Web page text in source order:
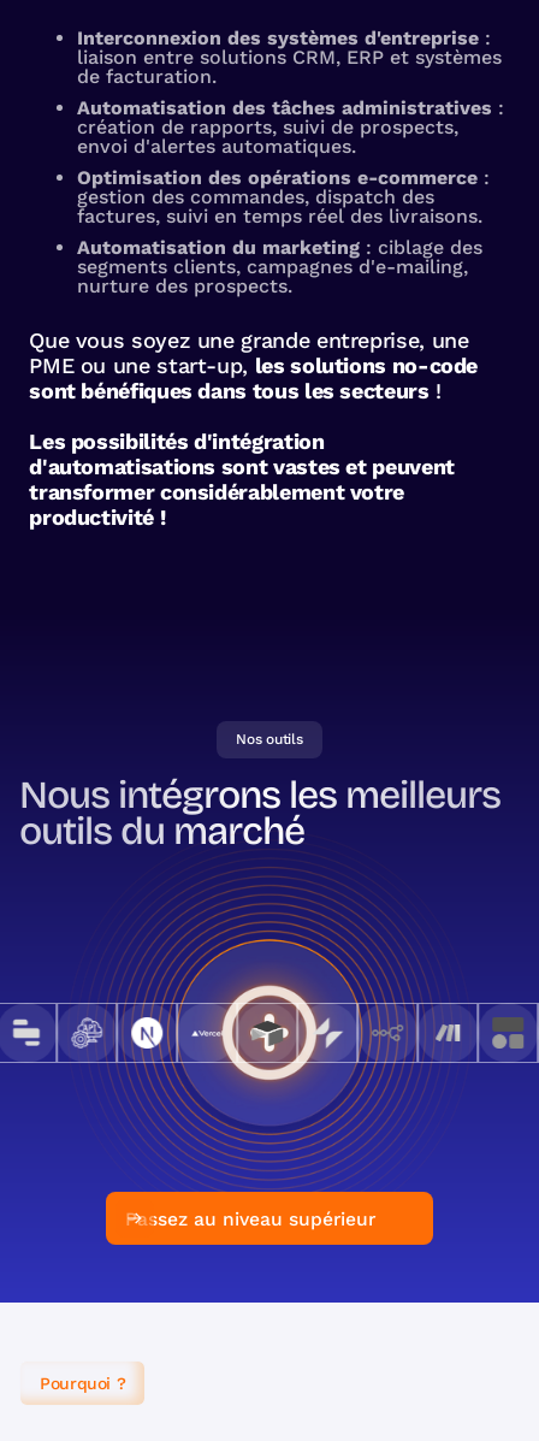
Interconnexion des systèmes d'entreprise :
liaison entre solutions CRM, ERP et systèmes
de facturation.
Automatisation des tâches administratives :
création de rapports, suivi de prospects,
envoi d'alertes automatiques.
Optimisation des opérations e-commerce :
gestion des commandes, dispatch des
factures, suivi en temps réel des livraisons.
Automatisation du marketing : ciblage des
segments clients, campagnes d'e-mailing,
nurture des prospects.
Que vous soyez une grande entreprise, une
PME ou une start-up, les solutions no-code
sont bénéfiques dans tous les secteurs !
Les possibilités d'intégration
d'automatisations sont vastes et peuvent
transformer considérablement votre
productivité !
Nos outils
Nous intégrons les meilleurs
outils du marché
Passez au niveau supérieur
Pourquoi ?